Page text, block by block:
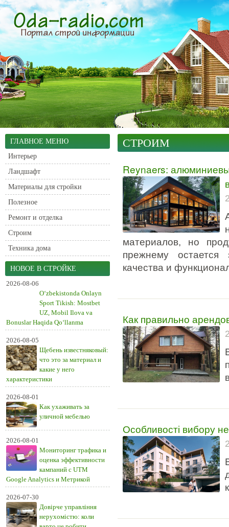
ГЛАВНОЕ МЕНЮ
Интерьер
Ландшафт
Материалы для стройки
Полезное
Ремонт и отделка
Строим
Техника дома
НОВОЕ В СТРОЙКЕ
2026-08-06
O‘zbekistonda Onlayn
Sport Tikish: Mostbet
UZ, Mobil Ilova va
Bonuslar Haqida Qo‘llanma
2026-08-05
Щебень известняковый:
что это за материал и
какие у него
характеристики
2026-08-01
Как ухаживать за
уличной мебелью
2026-08-01
Мониторинг трафика и
оценка эффективности
кампаний с UTM
Google Analytics и Метрикой
2026-07-30
Довірче управління
нерухомістю: коли
СТРОИМ
Reynaers:
материалов, но
прежнему
качества и
Как правильно
Особливості вибору